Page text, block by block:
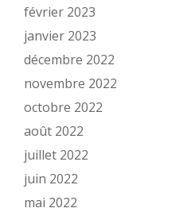
février 2023
janvier 2023
décembre 2022
novembre 2022
octobre 2022
août 2022
juillet 2022
juin 2022
mai 2022